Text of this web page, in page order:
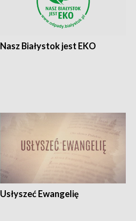
Nasz Białystok jest EKO
Usłyszeć Ewangelię